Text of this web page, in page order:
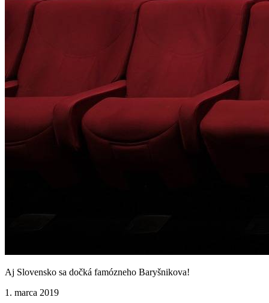
Aj Slovensko sa dočká famózneho Baryšnikova!
1. marca 2019